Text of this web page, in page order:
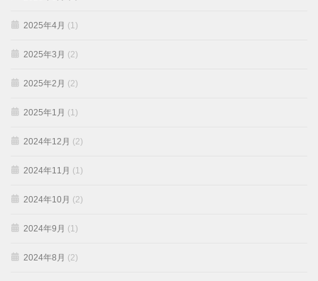
2025年4月 (1)
2025年3月 (2)
2025年2月 (2)
2025年1月 (1)
2024年12月 (2)
2024年11月 (1)
2024年10月 (2)
2024年9月 (1)
2024年8月 (2)